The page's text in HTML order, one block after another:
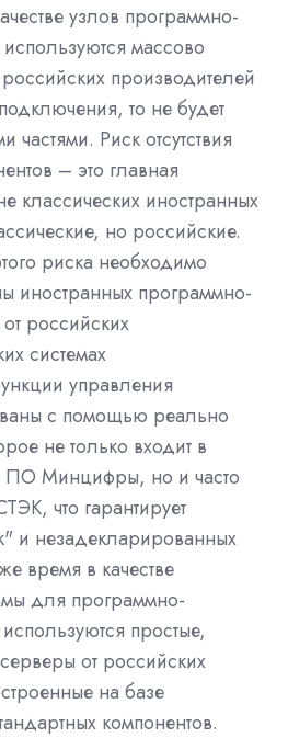
узлов программно-
массово
производителей
то не будет
Риск отсутствия
– это главная
классических иностранных
но российские.
риска необходимо
иностранных программно-
российских
системах
управления
с помощью реально
не только входит в
ПО Минцифры, но и часто
что гарантирует
и незадекларированных
время в качестве
для программно-
простые,
от российских
на базе
компонентов.